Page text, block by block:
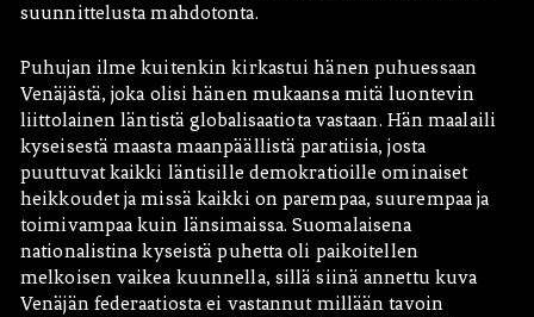
suunnittelusta mahdotonta.
Puhujan ilme kuitenkin kirkastui hänen puhuessaan
Venäjästä, joka olisi hänen mukaansa mitä luontevin
liittolainen läntistä globalisaatiota vastaan. Hän maalaili
kyseisestä maasta maanpäällistä paratiisia, josta
puuttuvat kaikki läntisille demokratioille ominaiset
heikkoudet ja missä kaikki on parempaa, suurempaa ja
toimivampaa kuin länsimaissa. Suomalaisena
nationalistina kyseistä puhetta oli paikoitellen
melkoisen vaikea kuunnella, sillä siinä annettu kuva
Venäjän federaatiosta ei vastannut millään tavoin